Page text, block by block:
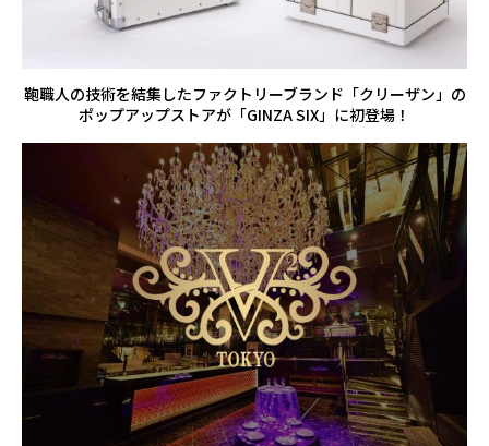
鞄職人の技術を結集したファクトリーブランド「クリーザン」の
ポップアップストアが「GINZA SIX」に初登場！